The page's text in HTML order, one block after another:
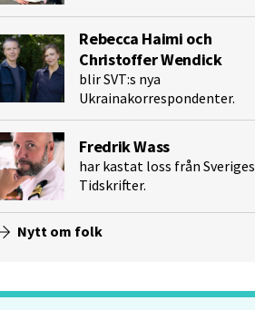
Rebecca Haimi och
Christoffer Wendick
blir SVT:s nya
Ukrainakorrespondenter.
Fredrik Wass
har kastat loss från Sveriges
Tidskrifter.
Nytt om folk